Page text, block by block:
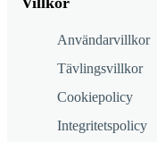
Användarvillkor
Tävlingsvillkor
Cookiepolicy
Integritetspolicy